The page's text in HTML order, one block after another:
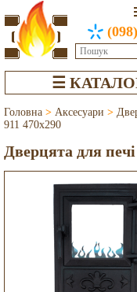
(098)
☰
Головна > Аксесуари >
911 470x290
Дверцята для